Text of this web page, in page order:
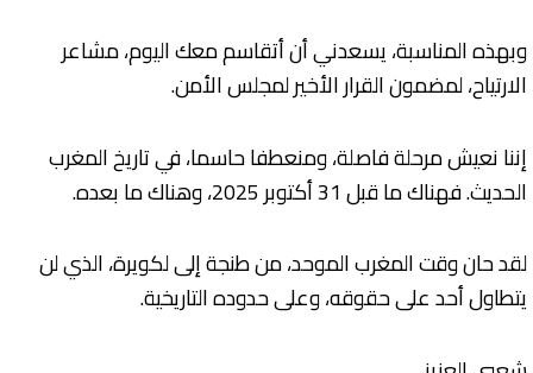
وبهذه المناسبة، يسعدني أن أتقاسم معك اليوم، مشاعر
الارتياح، لمضمون القرار الأخير لمجلس الأمن.
إننا نعيش مرحلة فاصلة، ومنعطفا حاسما، في تاريخ المغرب
الحديث. فهناك ما قبل 31 أكتوبر 2025، وهناك ما بعده.
لقد حان وقت المغرب الموحد، من طنجة إلى لكويرة، الذي لن
يتطاول أحد على حقوقه، وعلى حدوده التاريخية.